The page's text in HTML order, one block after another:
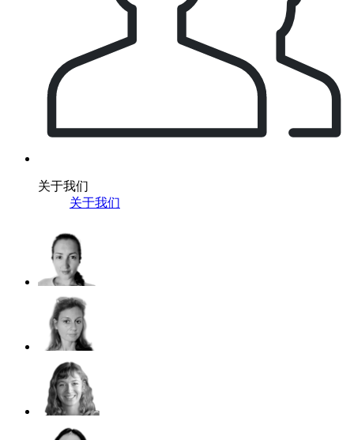
关于我们
关于我们